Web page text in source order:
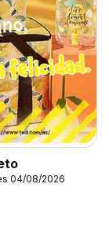
04/08/2026